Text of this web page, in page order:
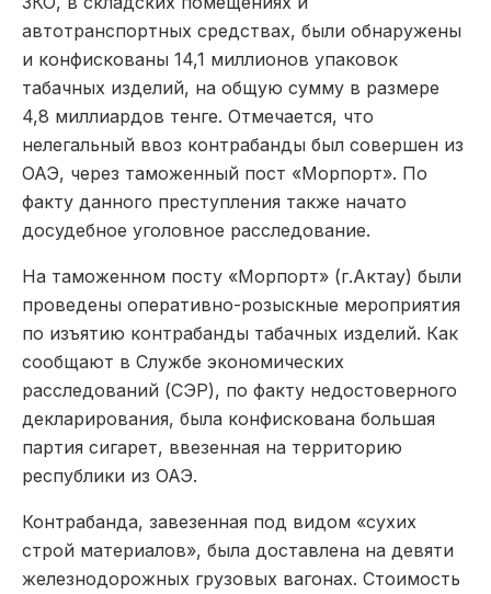
автотранспортных средствах, были обнаружены
и конфискованы 14,1 миллионов упаковок
табачных изделий, на общую сумму в размере
4,8 миллиардов тенге. Отмечается, что
нелегальный ввоз контрабанды был совершен из
ОАЭ, через таможенный пост «Морпорт». По
факту данного преступления также начато
досудебное уголовное расследование.
На таможенном посту «Морпорт» (г.Актау) были
проведены оперативно-розыскные мероприятия
по изъятию контрабанды табачных изделий. Как
сообщают в Службе экономических
расследований (СЭР), по факту недостоверного
декларирования, была конфискована большая
партия сигарет, ввезенная на территорию
республики из ОАЭ.
Контрабанда, завезенная под видом «сухих
строй материалов», была доставлена на девяти
железнодорожных грузовых вагонах. Стоимость